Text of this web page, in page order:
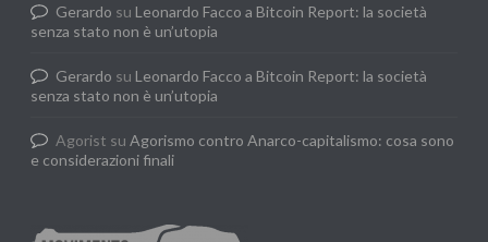
Gerardo su Leonardo Facco a Bitcoin Report: la società
senza stato non è un’utopia
Gerardo su Leonardo Facco a Bitcoin Report: la società
senza stato non è un’utopia
Agorist suAgorismo contro Anarco-capitalismo: cosa sono
e considerazioni finali